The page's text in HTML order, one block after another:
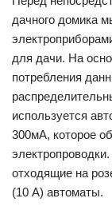
дачного домика
для дачи. На
потребления
используется
300мА, которое
отходящие на
(10 А) автоматы.